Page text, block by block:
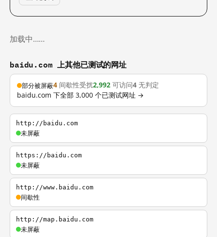
加载中……
baidu.com 上其他已测试的网址
部分被屏蔽4 间歇性受扰2,992 可访问4 无判定
baidu.com 下全部 3,000 个已测试网址 →
http://baidu.com
未屏蔽
https://baidu.com
未屏蔽
http://www.baidu.com
间歇性
http://map.baidu.com
未屏蔽